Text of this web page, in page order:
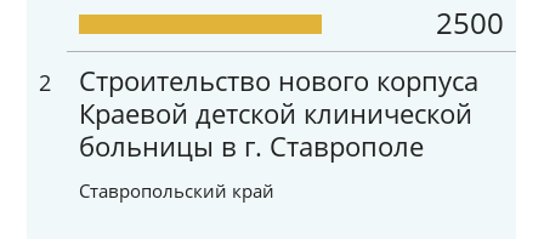
2500
2
Строительство нового корпуса
Краевой детской клинической
больницы в г. Ставрополе
Ставропольский край